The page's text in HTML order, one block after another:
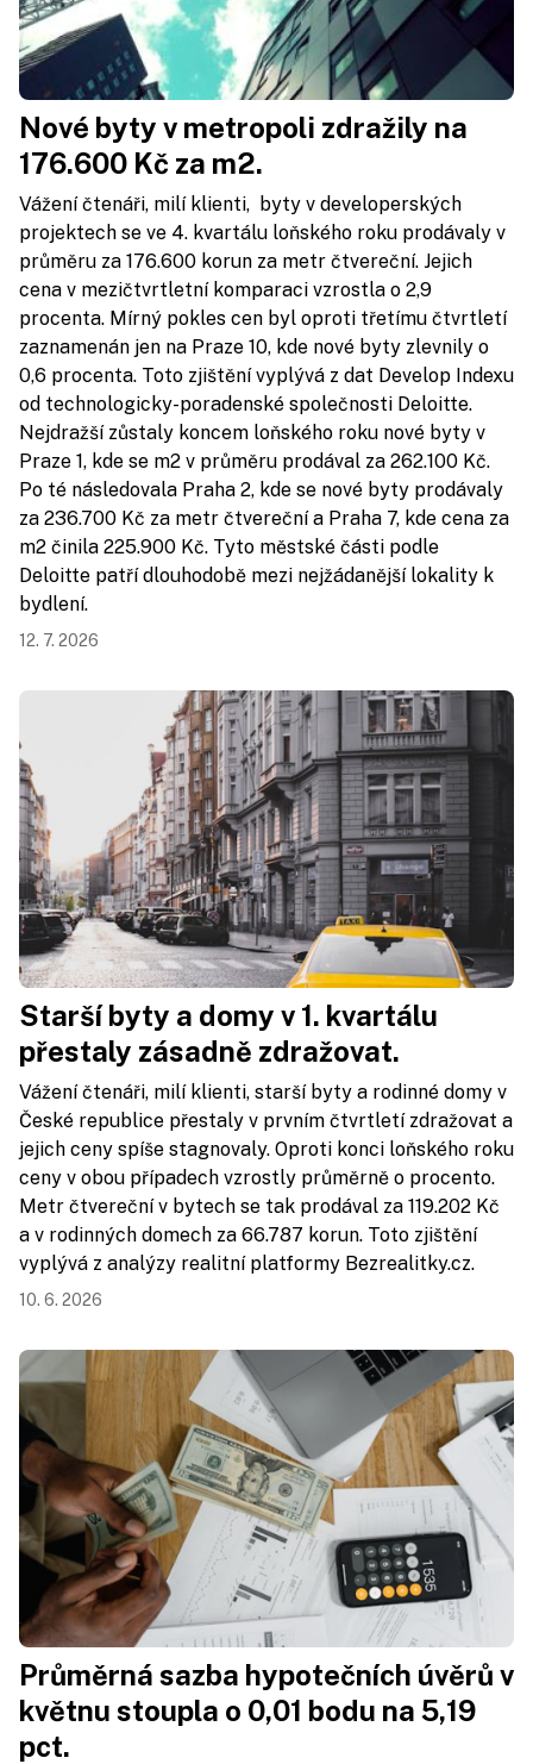
Nové byty v metropoli zdražily na
176.600 Kč za m2.
Vážení čtenáři, milí klienti, byty v developerských
projektech se ve 4. kvartálu loňského roku prodávaly v
průměru za 176.600 korun za metr čtvereční. Jejich
cena v mezičtvrtletní komparaci vzrostla o 2,9
procenta. Mírný pokles cen byl oproti třetímu čtvrtletí
zaznamenán jen na Praze 10, kde nové byty zlevnily o
0,6 procenta. Toto zjištění vyplývá z dat Develop Indexu
od technologicky-poradenské společnosti Deloitte.
Nejdražší zůstaly koncem loňského roku nové byty v
Praze 1, kde se m2 v průměru prodával za 262.100 Kč.
Po té následovala Praha 2, kde se nové byty prodávaly
za 236.700 Kč za metr čtvereční a Praha 7, kde cena za
m2 činila 225.900 Kč. Tyto městské části podle
Deloitte patří dlouhodobě mezi nejžádanější lokality k
bydlení.
12. 7. 2026
Starší byty a domy v 1. kvartálu
přestaly zásadně zdražovat.
Vážení čtenáři, milí klienti, starší byty a rodinné domy v
České republice přestaly v prvním čtvrtletí zdražovat a
jejich ceny spíše stagnovaly. Oproti konci loňského roku
ceny v obou případech vzrostly průměrně o procento.
Metr čtvereční v bytech se tak prodával za 119.202 Kč
a v rodinných domech za 66.787 korun. Toto zjištění
vyplývá z analýzy realitní platformy Bezrealitky.cz.
10. 6. 2026
Průměrná sazba hypotečních úvěrů v
květnu stoupla o 0,01 bodu na 5,19
pct.